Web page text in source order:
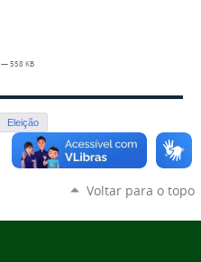
— 558 KB
Eleição
Voltar para o topo